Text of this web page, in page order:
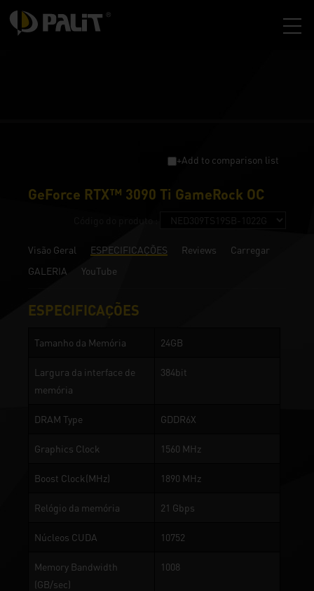
+Add to comparison list
GeForce RTX™ 3090 Ti GameRock OC
Visão Geral ESPECIFICAÇÕES Reviews
Carregar
GALERIA
YouTube
ESPECIFICAÇÕES
Tamanho da Memória 24GB
Largura da interface de
memória
384bit
DRAM Type GDDR6X
Graphics Clock 1560 MHz
Boost Clock(MHz) 1890 MHz
Relógio da memória 21 Gbps
Núcleos CUDA 10752
Memory Bandwidth
(GB/sec)
1008